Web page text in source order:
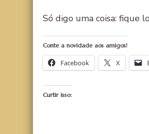
Só digo uma coisa: fique
Conte a novidade aos amigos!
Facebook X
Curtir isso: